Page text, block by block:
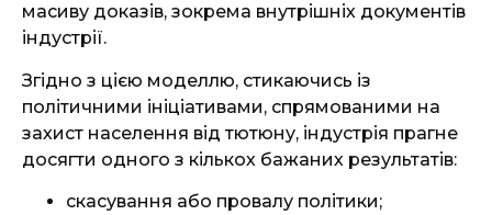
масиву доказів, зокрема внутрішніх документів
індустрії.
Згідно з цією моделлю, стикаючись із
політичними ініціативами, спрямованими на
захист населення від тютюну, індустрія прагне
досягти одного з кількох бажаних результатів:
скасування або провалу політики;